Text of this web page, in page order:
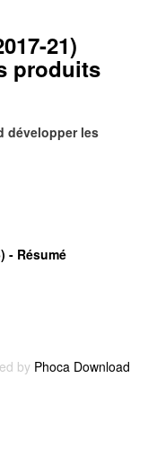
21)
produits
développer les
- Résumé
by Phoca Download